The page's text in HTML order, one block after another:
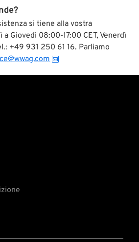
si tiene alla vostra
Giovedì 08:00-17:00 CET, Venerdì
+49 931 250 61 16. Parliamo